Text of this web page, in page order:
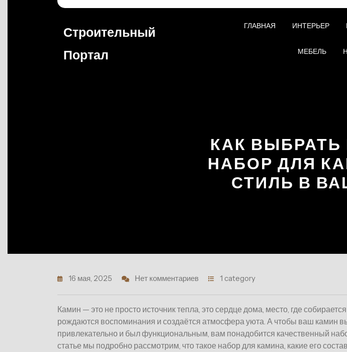
Строительный
Портал
ГЛАВНАЯ ИНТЕРЬЕР
МЕБЕЛЬ
КАК
НАБОР ДЛЯ
СТИЛЬ В
16 мая, 2025 Нет комментариев 1 category
Камин — это не просто источник тепла, это сердце дома, место, где
рождаются воспоминания и создаётся атмосфера уюта. А чтобы ваш камин
привлекательно и был функциональным, вам понадобится качественный
статье мы подробно рассмотрим, что такое набор для камина, какие его